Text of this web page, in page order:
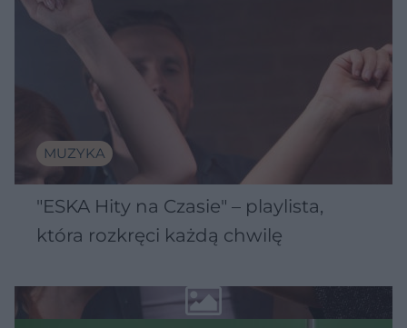
MUZYKA
"ESKA Hity na Czasie" – playlista,
która rozkręci każdą chwilę